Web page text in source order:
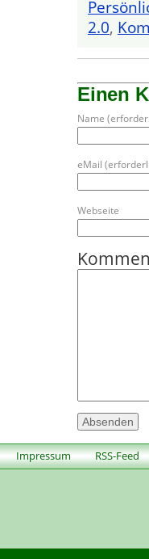
2.0,
Einen
Name
eMail
Webseite
Impressum RSS-Feed